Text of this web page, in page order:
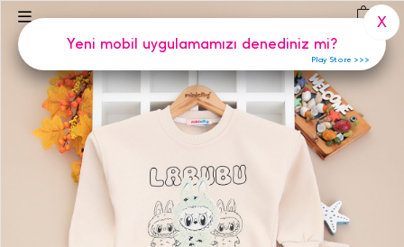
0 )
Yeni mobil uygulamamızı denediniz mi?
X
Play Store >>>